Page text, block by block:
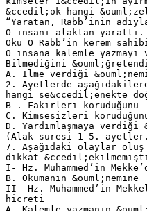
&ccedil;ok hangi
“Yaratan, Rabb’inin
O insanı alaktan yarattı.
Oku O Rabb’in kerem
O insana kalemle yazmayı
Bilmediğini
A. İlme verdiği &ouml;nemi
2. Ayetlerde
hangi se&ccedil;enekte
B . Fakirleri koruduğunu
C. Kimsesizleri
D. Yardımlaşmaya verdiği
(Alak suresi 1-5.
7. Aşağıdaki olaylar
dikkat
I- Hz. Muhammed’in
B. Okumanın &ouml;nemine
II- Hz. Muhammed’in
hicreti